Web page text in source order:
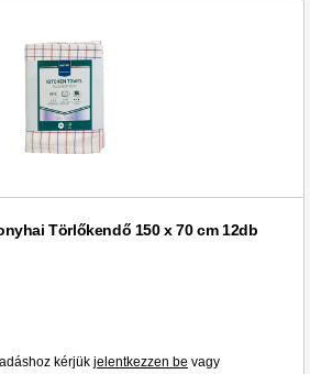
Törlőkendő 150 x 70 cm 12db
kérjük jelentkezzen be vagy